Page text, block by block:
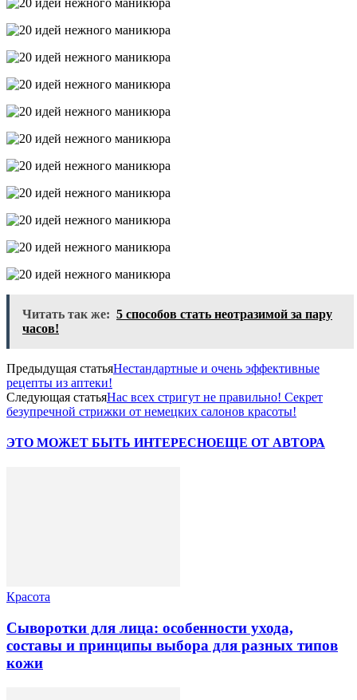
Читать так же: 5 способов стать неотразимой за пару
часов!
Предыдущая статьяНестандартные и очень эффективные
рецепты из аптеки!
Следующая статьяНас всех стригут не правильно! Секрет
безупречной стрижки от немецких салонов красоты!
ЭТО МОЖЕТ БЫТЬ ИНТЕРЕСНОЕЩЕ ОТ АВТОРА
Красота
Сыворотки для лица: особенности ухода,
составы и принципы выбора для разных типов
кожи